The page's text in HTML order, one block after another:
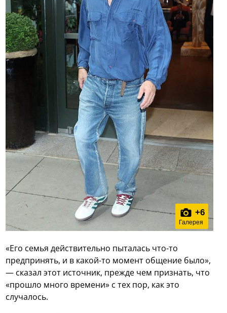
+6
Галерея
«Его семья действительно пыталась что-то
предпринять, и в какой-то момент общение было»,
— сказал этот источник, прежде чем признать, что
«прошло много времени» с тех пор, как это
случалось.